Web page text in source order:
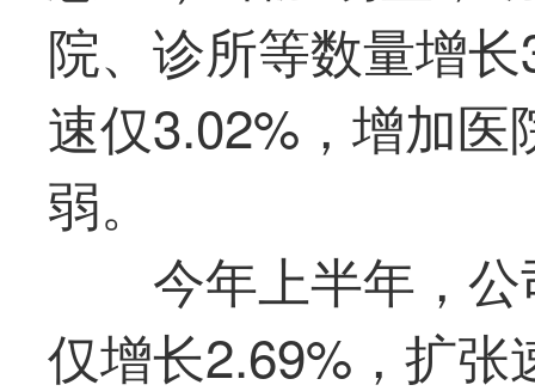
院、诊所等数量增
速仅3.02%，增加
弱。
今年上半年，
仅增长2.69%，扩